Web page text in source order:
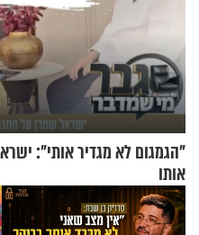
"הגמגום לא מגדיר אותי":
אותו